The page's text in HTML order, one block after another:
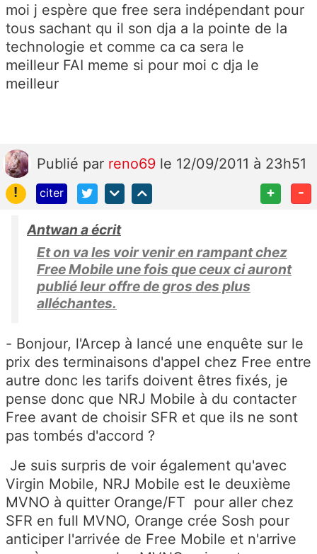
moi j espère que free sera indépendant pour
tous sachant qu il son dja a la pointe de la
technologie et comme ca ca sera le
meilleur FAI meme si pour moi c dja le
meilleur
Publié par reno69 le 12/09/2011 à 23h51
!
citer + -
Antwan a écrit
Et on va les voir venir en rampant chez
Free Mobile une fois que ceux ci auront
publié leur offre de gros des plus
alléchantes.
- Bonjour, l'Arcep à lancé une enquête sur le
prix des terminaisons d'appel chez Free entre
autre donc les tarifs doivent êtres fixés, je
pense donc que NRJ Mobile à du contacter
Free avant de choisir SFR et que ils ne sont
pas tombés d'accord ?
Je suis surpris de voir également qu'avec
Virgin Mobile, NRJ Mobile est le deuxième
MVNO à quitter Orange/FT pour aller chez
SFR en full MVNO, Orange crée Sosh pour
anticiper l'arrivée de Free Mobile et n'arrive